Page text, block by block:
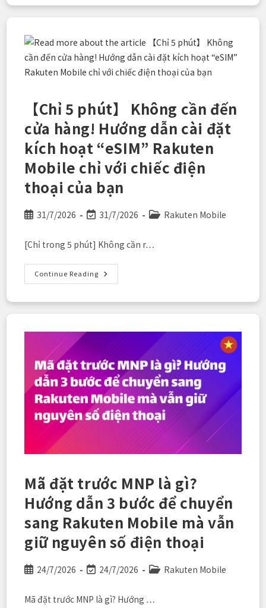
Phải
Chọn
Không
Thiệt!
Người
Dùng
Rakuten
Hoàn
6.000
Điểm
Tại
Rakuten
GORA!
【Chỉ 5 phút】 Không cần đến
cửa hàng! Hướng dẫn cài đặt
kích hoạt “eSIM” Rakuten
Mobile chỉ với chiếc điện
thoại của bạn
Post31/7/2026
Post
modified:
31/7/2026
PostRakuten Mobile
[Chỉ trong 5 phút] Không cần r…
Continue Reading 【Chỉ
5
Không
Cần
Hàng!
Cài
Đặt
Kích
Hoạt
“eSIM”
Rakuten
Mobile
Chỉ
Với
Của
Mã đặt trước MNP là gì?
Hướng dẫn 3 bước để chuyển
sang Rakuten Mobile mà vẫn
giữ nguyên số điện thoại
Post24/7/2026
Post
modified:
24/7/2026
PostRakuten Mobile
Mã đặt trước MNP là gì? Hướng …